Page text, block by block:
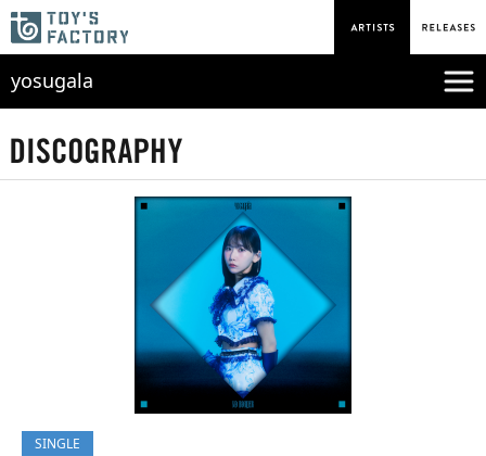
yosugala
SINGLE